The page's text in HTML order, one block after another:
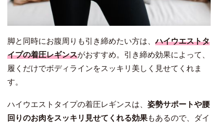
脚と同時にお腹周りも引き締めたい方は、ハイウエストタ
イプの着圧レギンスがおすすめ。引き締め効果によって、
履くだけでボディラインをスッキリ美しく見せてくれま
す。
ハイウエストタイプの着圧レギンスは、 姿勢サポートや腰
回りのお肉をスッキリ見せてくれる効果もあるので、ダイ